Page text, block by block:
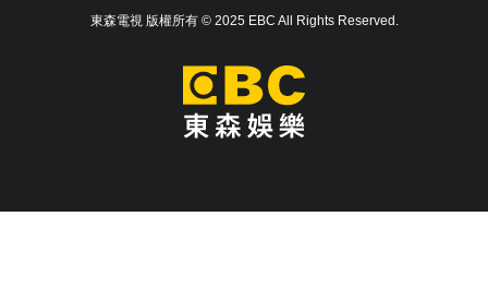
東森電視 版權所有 © 2025 EBC All Rights Reserved.